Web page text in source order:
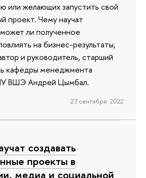
или желающих запустить свой
проект. Чему научат
ли полученное
на бизнес-результаты,
и руководитель, старший
кафедры менеджмента
ВШЭ Андрей Цымбал.
27 сентября 2022
создавать
проекты в
медиа и социальной